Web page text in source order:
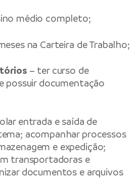
médio completo;
na Carteira de Trabalho;
– ter curso de
possuir documentação
entrada e saída de
acompanhar processos
e expedição;
transportadoras e
documentos e arquivos